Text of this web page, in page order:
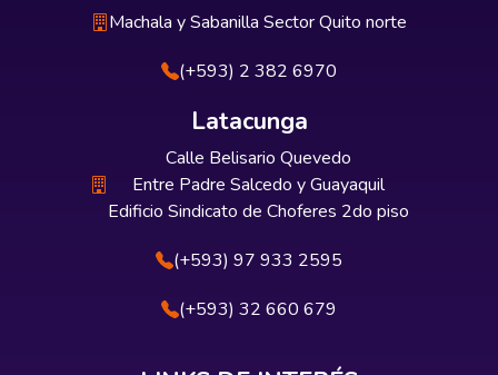
Machala y Sabanilla Sector Quito norte
(+593) 2 382 6970
Latacunga
Calle Belisario Quevedo
Entre Padre Salcedo y Guayaquil
Edificio Sindicato de Choferes 2do piso
(+593) 97 933 2595
(+593) 32 660 679